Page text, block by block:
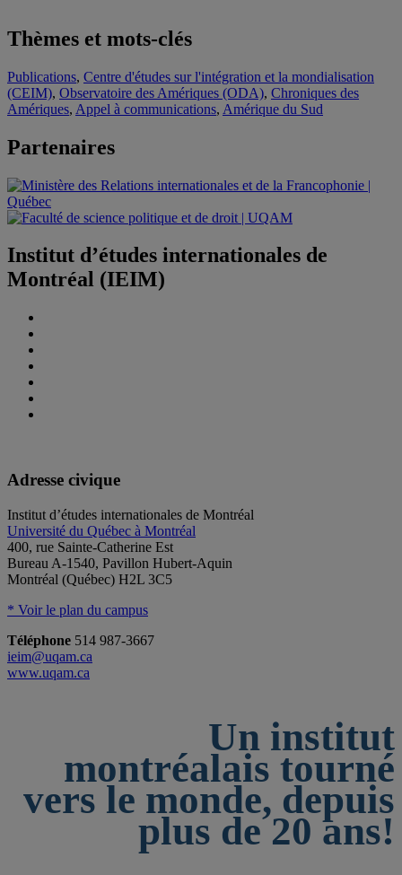
Thèmes et mots-clés
Publications, Centre d'études sur l'intégration et la mondialisation
(CEIM), Observatoire des Amériques (ODA), Chroniques des
Amériques, Appel à communications, Amérique du Sud
Partenaires
Institut d’études internationales de
Montréal (IEIM)
Adresse civique
Institut d’études internationales de Montréal
Université du Québec à Montréal
400, rue Sainte-Catherine Est
Bureau A-1540, Pavillon Hubert-Aquin
Montréal (Québec) H2L 3C5
* Voir le plan du campus
Téléphone 514 987-3667
ieim@uqam.ca
www.uqam.ca
Un institut
montréalais tourné
vers le monde, depuis
plus de 20 ans!